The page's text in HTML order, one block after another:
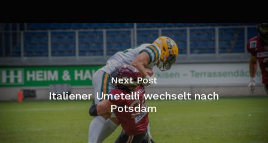
Next Post
Italiener Umetelli wechselt nach
Potsdam